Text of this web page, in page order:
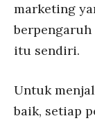
marketing
itu sendiri.
Untuk
baik, setiap